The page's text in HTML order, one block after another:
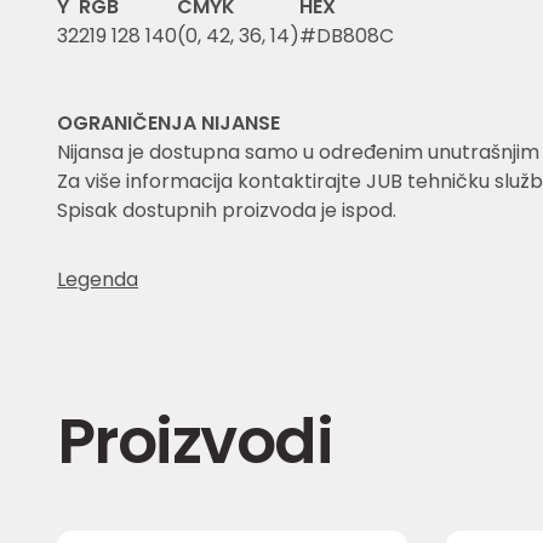
Y
32
RGB
219 128 140
CMYK
(0, 42, 36, 14)
HEX
#DB808C
OGRANIČENJA NIJANSE
Nijansa je dostupna samo u određenim
Za više informacija kontaktirajte JUB tehničku
Spisak dostupnih proizvoda je ispod.
Legenda
Proizvodi